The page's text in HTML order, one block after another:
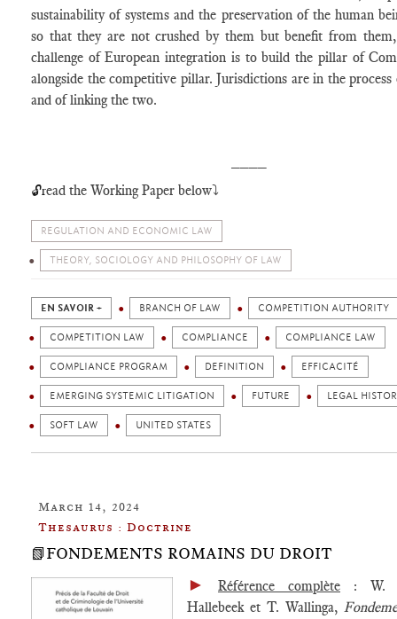
sustainability of systems and the preservation of the human
so that they are not crushed by them but benefit from
challenge of European integration is to build the pillar of
alongside the competitive pillar. Jurisdictions are in the
and of linking the two.
🔓read the Working Paper below⤵️
REGULATION AND ECONOMIC LAW
THEORY, SOCIOLOGY AND PHILOSOPHY OF LAW
EN SAVOIR + BRANCH OF LAW COMPETITION AUTHORITY
COMPETITION LAW COMPLIANCE COMPLIANCE LAW
COMPLIANCE PROGRAM DEFINITION EFFICACITÉ
EMERGING SYSTEMIC LITIGATION FUTURE LEGAL
SOFT LAW UNITED STATES
March 14, 2024
Thesaurus : Doctrine
📗FONDEMENTS ROMAINS DU DROIT
► Référence complète : W.
Hallebeek et T. Wallinga,